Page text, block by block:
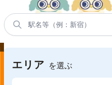
エリア を選ぶ